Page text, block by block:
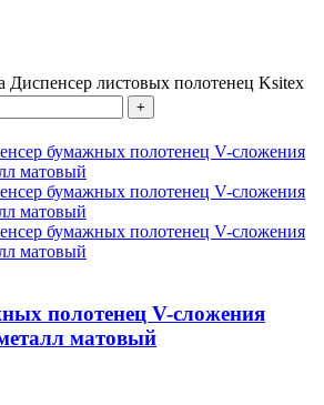
Диспенсер листовых полотенец Ksitex
полотенец V-сложения
матовый